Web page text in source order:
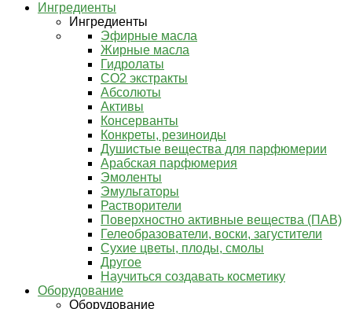
Ингредиенты
Ингредиенты
Эфирные масла
Жирные масла
Гидролаты
СО2 экстракты
Абсолюты
Активы
Консерванты
Конкреты, резиноиды
Душистые вещества для парфюмерии
Арабская парфюмерия
Эмоленты
Эмульгаторы
Растворители
Поверхностно активные вещества (ПАВ)
Гелеобразователи, воски, загустители
Сухие цветы, плоды, смолы
Другое
Научиться создавать косметику
Оборудование
Оборудование